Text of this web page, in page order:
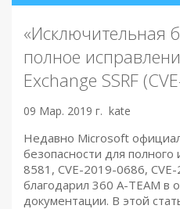
«Исключительная
полное
Exchange SSRF
09 Мар. 2019 г. kate
Недавно Microsoft
безопасности для полного
8581, CVE-2019-0686,
благодарил 360 A-TEAM в
документации. В этой